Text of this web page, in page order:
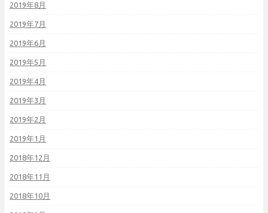
2019年8月
2019年7月
2019年6月
2019年5月
2019年4月
2019年3月
2019年2月
2019年1月
2018年12月
2018年11月
2018年10月